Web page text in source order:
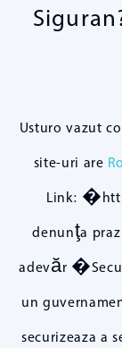
Usturo vazut
site-uri are
Link:
denunţa
adevăr
un
securizeaza a